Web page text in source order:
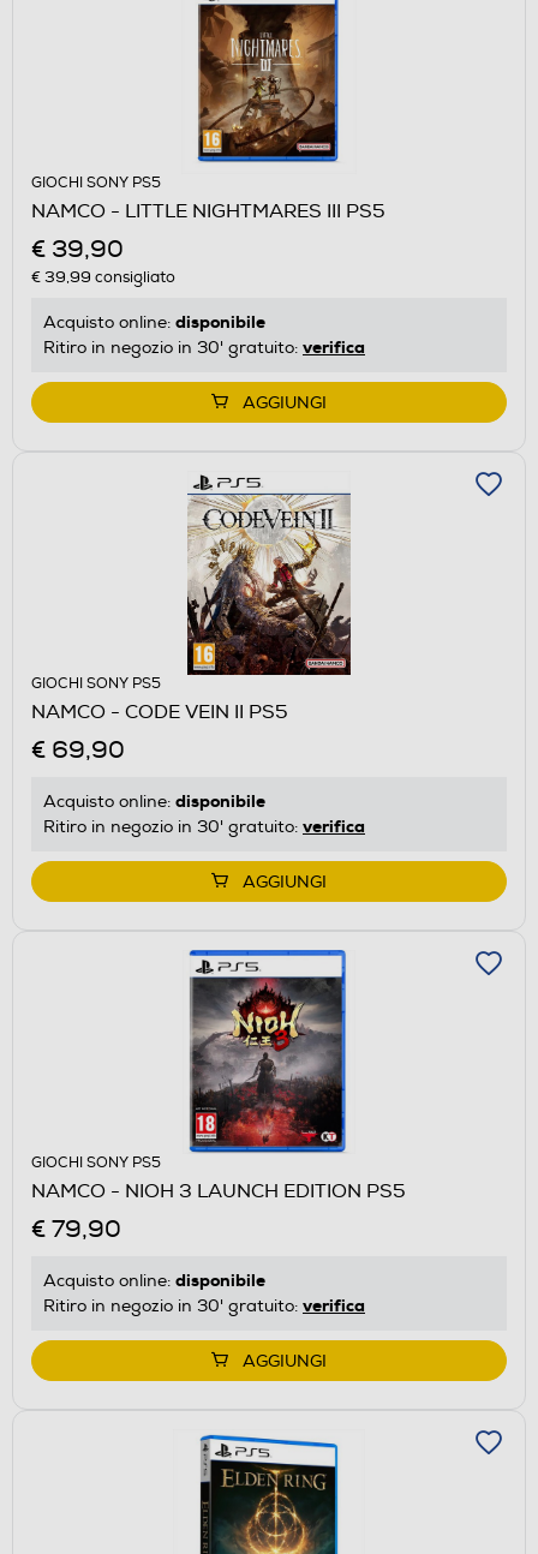
GIOCHI SONY PS5
NAMCO - LITTLE NIGHTMARES III PS5
€ 39,90
€ 39,99 consigliato
Acquisto online: disponibile
Ritiro in negozio in 30' gratuito: verifica
AGGIUNGI
GIOCHI SONY PS5
NAMCO - CODE VEIN II PS5
€ 69,90
Acquisto online: disponibile
Ritiro in negozio in 30' gratuito: verifica
AGGIUNGI
GIOCHI SONY PS5
NAMCO - NIOH 3 LAUNCH EDITION PS5
€ 79,90
Acquisto online: disponibile
Ritiro in negozio in 30' gratuito: verifica
AGGIUNGI